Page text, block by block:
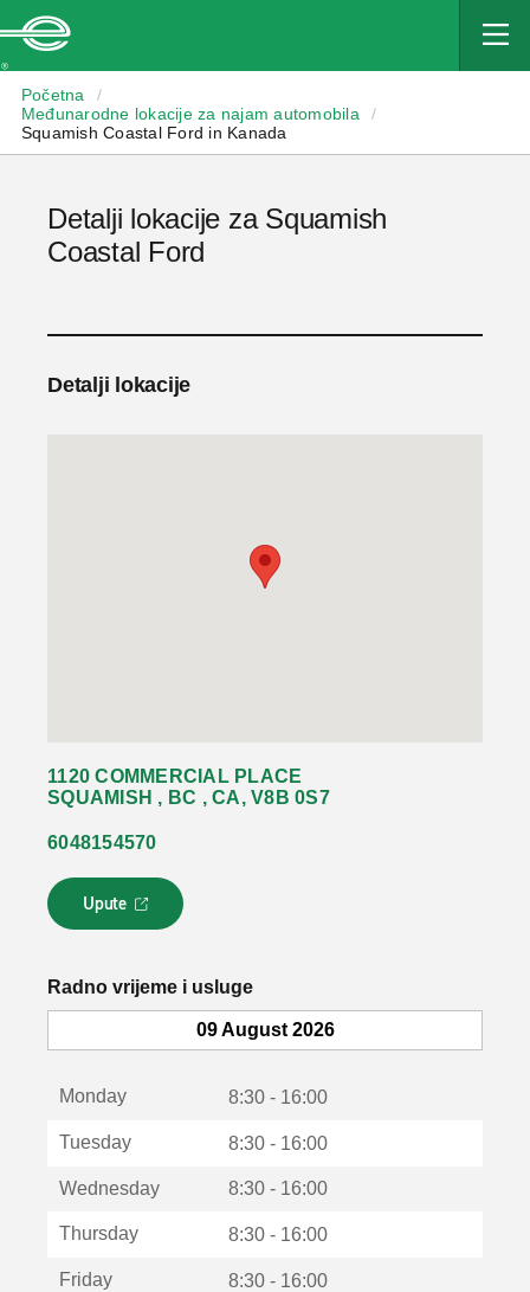
Početna
/
Međunarodne lokacije za najam automobila
/
Squamish Coastal Ford in Kanada
Detalji lokacije za Squamish
Coastal Ford
Detalji lokacije
1120 COMMERCIAL PLACE
SQUAMISH , BC , CA, V8B 0S7
6048154570
Upute
L
i
k
o
u
Radno vrijeme i usluge
09 August 2026
Monday 8:30 - 16:00
Tuesday 8:30 - 16:00
Wednesday 8:30 - 16:00
Thursday 8:30 - 16:00
Friday 8:30 - 16:00